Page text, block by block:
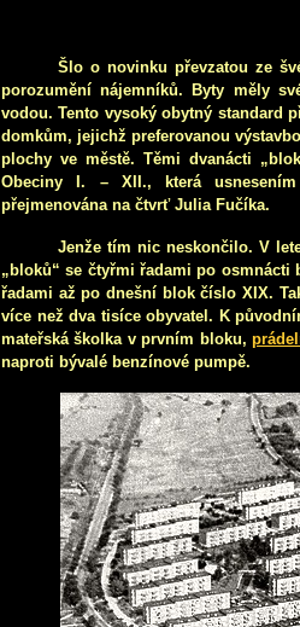
Šlo o novinku převzatou ze
porozumění nájemníků. Byty měly
vodou. Tento vysoký obytný standard
domkům, jejichž preferovanou
plochy ve městě. Těmi dvanácti
Obeciny I. – XII., která
přejmenována na čtvrť Julia Fučíka.
Jenže tím nic neskončilo. V
„bloků“ se čtyřmi řadami po osmnácti
řadami až po dnešní blok číslo XIX.
více než dva tisíce obyvatel. K
mateřská školka v prvním bloku,
naproti bývalé benzínové pumpě.